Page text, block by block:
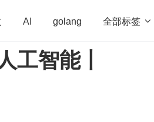
AI golang 全部标签 
学习方法 Web3.0
工智能丨